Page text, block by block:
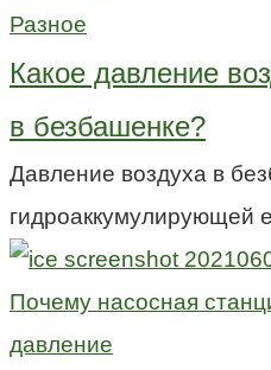
Разное
Какое давление
в безбашенке?
Давление воздуха в
гидроаккумулирующей